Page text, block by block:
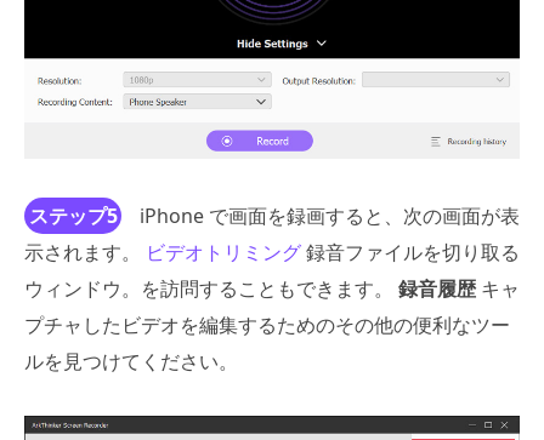
ステップ5
iPhone で画面を録画すると、次の画面が表
示されます。
ビデオトリミング録音ファイルを切り取る
ウィンドウ。を訪問することもできます。 録音履歴 キャ
プチャしたビデオを編集するためのその他の便利なツー
ルを見つけてください。